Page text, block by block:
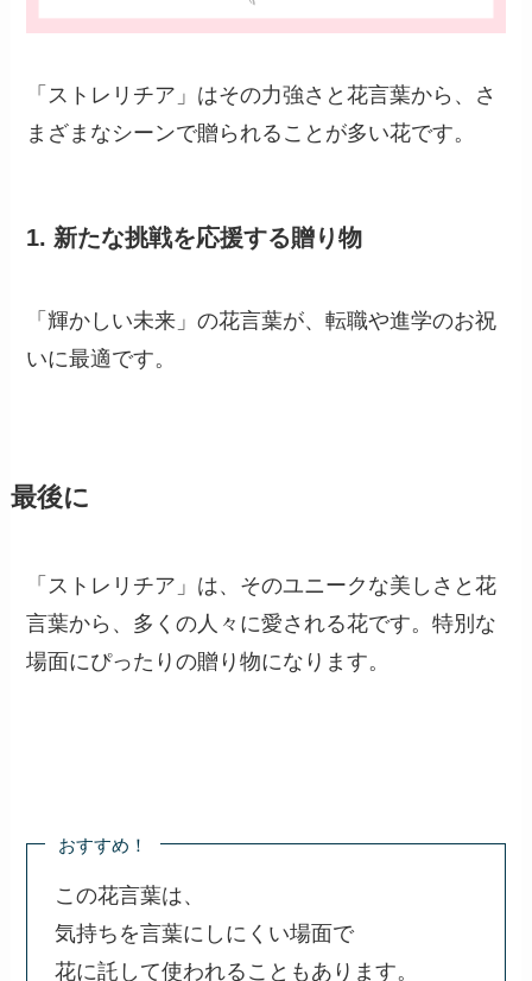
「ストレリチア」はその力強さと花言葉から、さ
まざまなシーンで贈られることが多い花です。
1. 新たな挑戦を応援する贈り物
「輝かしい未来」の花言葉が、転職や進学のお祝
いに最適です。
最後に
「ストレリチア」は、そのユニークな美しさと花
言葉から、多くの人々に愛される花です。特別な
場面にぴったりの贈り物になります。
おすすめ！
この花言葉は、
気持ちを言葉にしにくい場面で
花に託して使われることもあります。